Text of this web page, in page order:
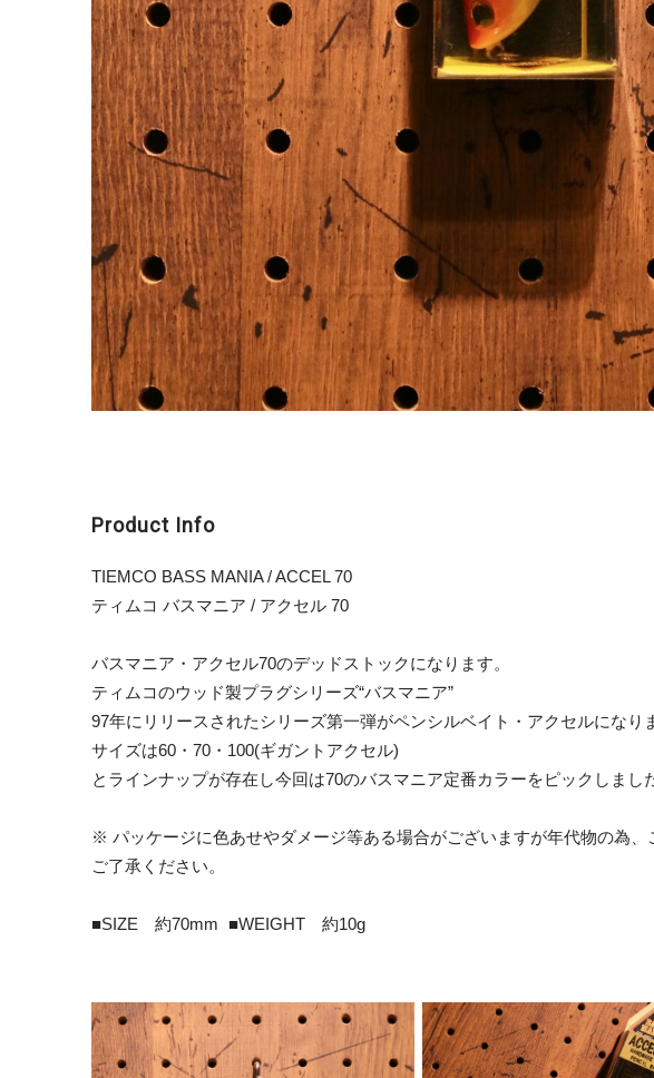
Product Info
TIEMCO BASS MANIA / ACCEL 70
ティムコ バスマニア / アクセル 70
バスマニア・アクセル70のデッドストックになります。
ティムコのウッド製プラグシリーズ“バスマニア”
97年にリリースされたシリーズ第一弾がペンシルベイト・アクセルになり
サイズは60・70・100(ギガントアクセル)
とラインナップが存在し今回は70のバスマニア定番カラーをピックしまし
※ パッケージに色あせやダメージ等ある場合がございますが年代物の為、
ご了承ください。
■SIZE 約70mm ■WEIGHT 約10g